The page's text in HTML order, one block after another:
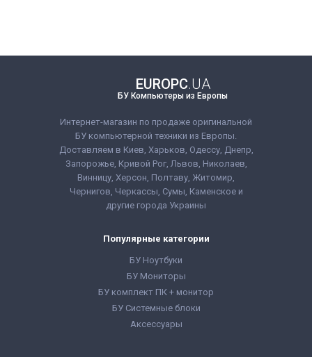
EUROPC.UA
БУ Компьютеры из Европы
Интернет-магазин по продаже оригинальной
БУ компьютерной техники из Европы.
Доставляем в Киев, Харьков, Одессу, Днепр,
Запорожье, Кривой Рог, Львов, Николаев,
Винницу, Херсон, Полтаву, Житомир,
Чернигов, Черкассы, Сумы, Каменское и
другие города Украины
Популярные категории
БУ Ноутбуки
БУ Мониторы
БУ комплект ПК + монитор
БУ Системные блоки
Аксессуары